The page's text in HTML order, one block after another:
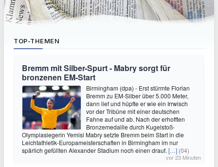
TOP-THEMEN
Bremm mit Silber-Spurt - Mabry sorgt für
bronzenen EM-Start
Birmingham (dpa) - Erst stürmte Florian
Bremm zu EM-Silber über 5.000 Meter,
dann lief und hüpfte er wie ein Irrwisch
vor der Tribüne mit einer deutschen
Fahne auf und ab. Nach der erhofften
Bronzemedaille durch Kugelstoß-
Olympiasiegerin Yemisi Mabry setzte Bremm beim Start in die
Leichtathletik-Europameisterschaften in Birmingham im nur
spärlich gefüllten Alexander Stadium noch einen drauf. […] (04)
vor 23 Minuten